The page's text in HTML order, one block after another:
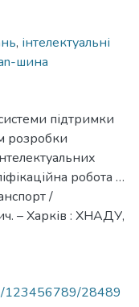
, інтелектуальні
шина
підтримки
розробки
робота …
/
– Харків : ХНАДУ,
123456789/28489